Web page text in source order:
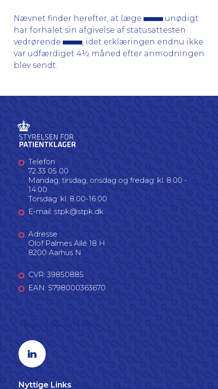
Nævnet finder herefter, at læge
unødigt
har forhalet sin afgivelse af statusattesten
vedrørende
, idet erklæringen endnu ikke
var udfærdiget 4½ måned efter anmodningen
blev sendt.
Telefon
72 33 05 00
Mandag, tirsdag, onsdag og fredag: kl. 8.00 -
14.00
Torsdag: kl. 8.00-16.00
E-mail: stpk@stpk.dk
Adresse
Olof Palmes Allé 18 H
8200 Aarhus N
CVR: 39850885
EAN: 5798000363670
Linkedin profil
Nyttige Links